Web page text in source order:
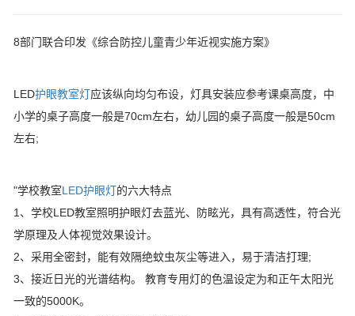
8部门联合印发《综合防控儿童青少年近视实施方案》
LED护眼教室灯应该纵向均匀布设，灯具安装应参考课桌高度，中
小学的桌子高度一般是70cm左右，幼儿园的桌子高度一般是50cm
左右;
"学校教室LED护眼灯的六大特点
1、学校LED教室照明护眼灯去蓝光、防眩光，具有高透性，符合光
学原理及人体视觉效果设计。
2、采用全密封，能有效隔绝蚊虫灰尘等进入，易于清洁打理;
3、接近日光的光谱结构。 教育专用灯的色温设定为和正午太阳光
一致的5000K。